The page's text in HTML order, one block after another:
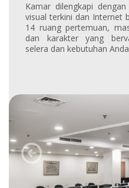
Kamar dilengkapi
visual terkini dan Internet
14 ruang pertemuan,
dan karakter yang
selera dan kebutuhan
Previous